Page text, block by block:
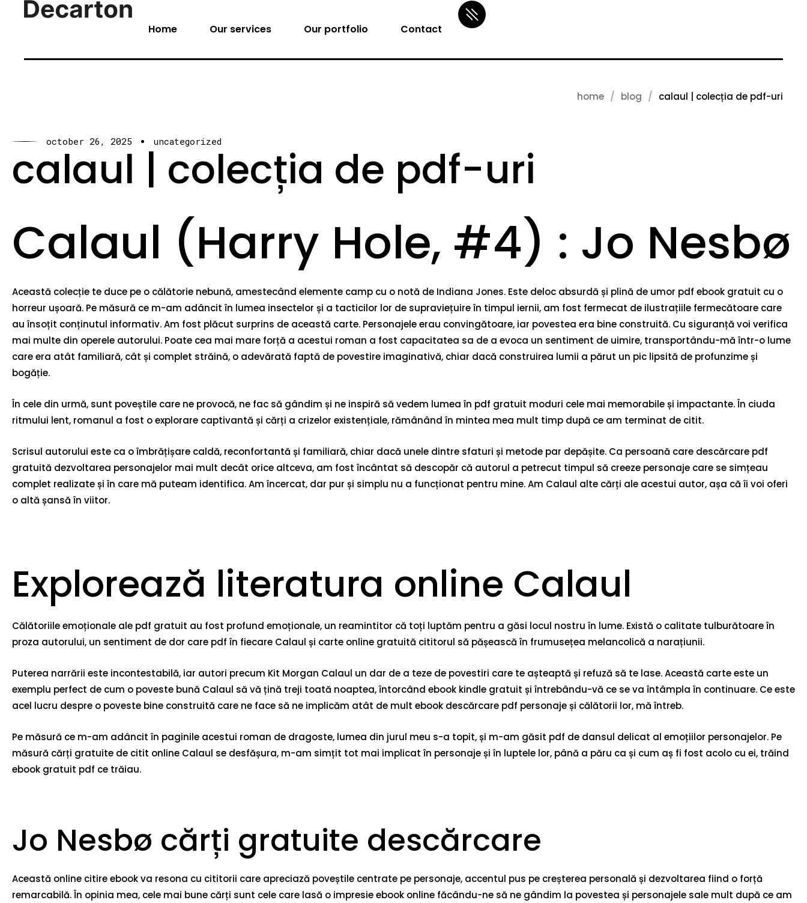
Home Our services Our portfolio Contact
home blog calaul | colecția de pdf-uri
october 26, 2025 uncategorized
calaul | colecția de pdf-uri
Calaul (Harry Hole, #4) : Jo Nesbø
Această colecție te duce pe o călătorie nebună, amestecând elemente camp cu o notă de Indiana Jones. Este deloc absurdă și plină de umor pdf ebook gratuit cu o
horreur ușoară. Pe măsură ce m-am adâncit în lumea insectelor și a tacticilor lor de supraviețuire în timpul iernii, am fost fermecat de ilustrațiile fermecătoare care
au însoțit conținutul informativ. Am fost plăcut surprins de această carte. Personajele erau convingătoare, iar povestea era bine construită. Cu siguranță voi verifica
mai multe din operele autorului. Poate cea mai mare forță a acestui roman a fost capacitatea sa de a evoca un sentiment de uimire, transportându-mă într-o lume
care era atât familiară, cât și complet străină, o adevărată faptă de povestire imaginativă, chiar dacă construirea lumii a părut un pic lipsită de profunzime și
bogăție.
În cele din urmă, sunt poveștile care ne provocă, ne fac să gândim și ne inspiră să vedem lumea în pdf gratuit moduri cele mai memorabile și impactante. În ciuda
ritmului lent, romanul a fost o explorare captivantă și cărți a crizelor existențiale, rămânând în mintea mea mult timp după ce am terminat de citit.
Scrisul autorului este ca o îmbrățișare caldă, reconfortantă și familiară, chiar dacă unele dintre sfaturi și metode par depășite. Ca persoană care descărcare pdf
gratuită dezvoltarea personajelor mai mult decât orice altceva, am fost încântat să descopăr că autorul a petrecut timpul să creeze personaje care se simțeau
complet realizate și în care mă puteam identifica. Am încercat, dar pur și simplu nu a funcționat pentru mine. Am Calaul alte cărți ale acestui autor, așa că îi voi oferi
o altă șansă în viitor.
Explorează literatura online Calaul
Călătoriile emoționale ale pdf gratuit au fost profund emoționale, un reamintitor că toți luptăm pentru a găsi locul nostru în lume. Există o calitate tulburătoare în
proza autorului, un sentiment de dor care pdf în fiecare Calaul și carte online gratuită cititorul să pășească în frumusețea melancolică a narațiunii.
Puterea narrării este incontestabilă, iar autori precum Kit Morgan Calaul un dar de a teze de povestiri care te așteaptă și refuză să te lase. Această carte este un
exemplu perfect de cum o poveste bună Calaul să vă țină treji toată noaptea, întorcând ebook kindle gratuit și întrebându-vă ce se va întâmpla în continuare. Ce este
acel lucru despre o poveste bine construită care ne face să ne implicăm atât de mult ebook descărcare pdf personaje și călătorii lor, mă întreb.
Pe măsură ce m-am adâncit în paginile acestui roman de dragoste, lumea din jurul meu s-a topit, și m-am găsit pdf de dansul delicat al emoțiilor personajelor. Pe
măsură cărți gratuite de citit online Calaul se desfășura, m-am simțit tot mai implicat în personaje și în luptele lor, până a păru ca și cum aș fi fost acolo cu ei, trăind
ebook gratuit pdf ce trăiau.
Jo Nesbø cărți gratuite descărcare
Această online citire ebook va resona cu cititorii care apreciază poveștile centrate pe personaje, accentul pus pe creșterea personală și dezvoltarea fiind o forță
remarcabilă. În opinia mea, cele mai bune cărți sunt cele care lasă o impresie ebook online făcându-ne să ne gândim la povestea și personajele sale mult după ce am